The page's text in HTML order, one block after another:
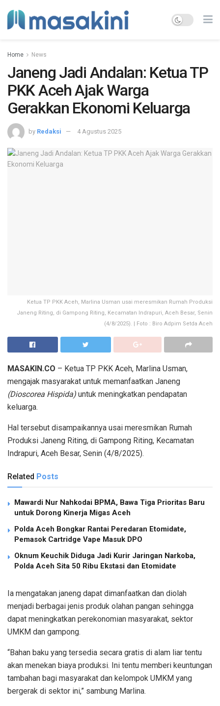
Home News
Janeng Jadi Andalan: Ketua TP
PKK Aceh Ajak Warga
Gerakkan Ekonomi Keluarga
by Redaksi 4 Agustus 2025
Ketua TP PKK Aceh, Marlina Usman usai meresmikan Rumah Produksi
Janeng Riting, di Gampong Riting, Kecamatan Indrapuri, Aceh Besar, Senin
(4/8/2025). | Foto : Biro Adpim Setda Aceh
MASAKIN.CO – Ketua TP PKK Aceh, Marlina Usman,
mengajak masyarakat untuk memanfaatkan Janeng
(Dioscorea Hispida) untuk meningkatkan pendapatan
keluarga.
Hal tersebut disampaikannya usai meresmikan Rumah
Produksi Janeng Riting, di Gampong Riting, Kecamatan
Indrapuri, Aceh Besar, Senin (4/8/2025).
Related Posts
Mawardi Nur Nahkodai BPMA, Bawa Tiga Prioritas Baru
untuk Dorong Kinerja Migas Aceh
Polda Aceh Bongkar Rantai Peredaran Etomidate,
Pemasok Cartridge Vape Masuk DPO
Oknum Keuchik Diduga Jadi Kurir Jaringan Narkoba,
Polda Aceh Sita 50 Ribu Ekstasi dan Etomidate
Ia mengatakan janeng dapat dimanfaatkan dan diolah
menjadi berbagai jenis produk olahan pangan sehingga
dapat meningkatkan perekonomian masyarakat, sektor
UMKM dan gampong.
“Bahan baku yang tersedia secara gratis di alam liar tentu
akan menekan biaya produksi. Ini tentu memberi keuntungan
tambahan bagi masyarakat dan kelompok UMKM yang
bergerak di sektor ini,” sambung Marlina.